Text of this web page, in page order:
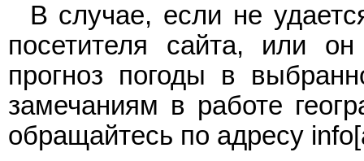
В случае, если не
посетителя сайта, или
прогноз погоды в
замечаниям в работе
обращайтесь по адресу